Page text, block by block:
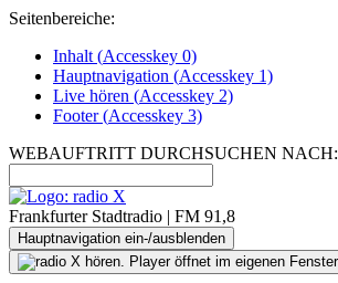
Seitenbereiche:
Inhalt (Accesskey 0)
Hauptnavigation (Accesskey 1)
Live hören (Accesskey 2)
Footer(Accesskey 3)
WEBAUFTRITT DURCHSUCHEN NACH:
Frankfurter Stadtradio | FM 91,8
Hauptnavigation ein-/ausblenden